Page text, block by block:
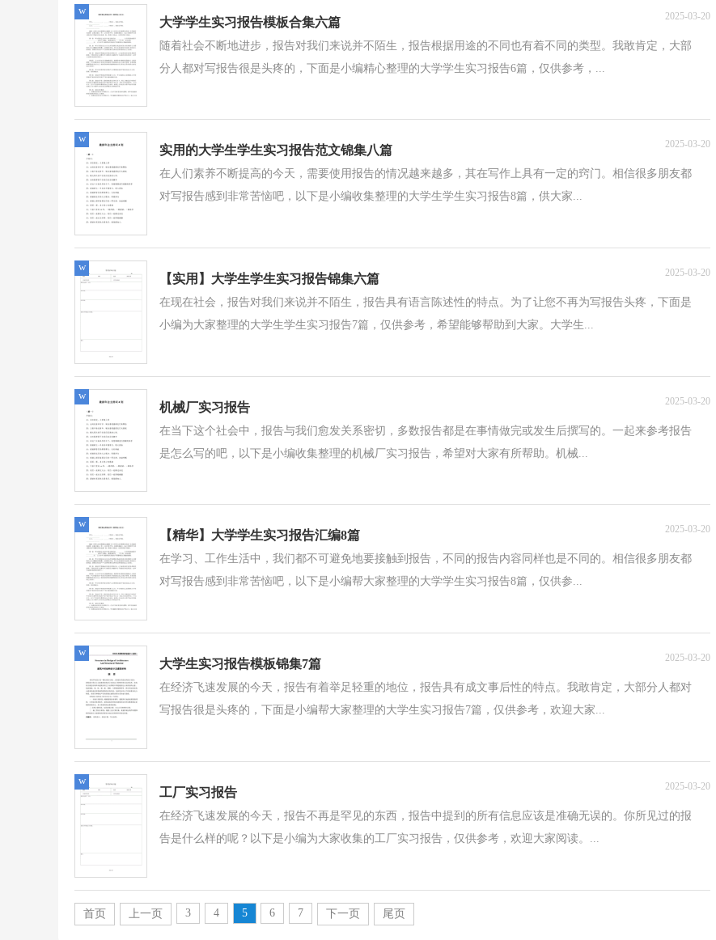
大学学生实习报告模板合集六篇 2025-03-20
随着社会不断地进步，报告对我们来说并不陌生，报告根据用途的不同也有着不同的类型。我敢肯定，大部
分人都对写报告很是头疼的，下面是小编精心整理的大学学生实习报告6篇，仅供参考，...
w
实用的大学生学生实习报告范文锦集八篇 2025-03-20
在人们素养不断提高的今天，需要使用报告的情况越来越多，其在写作上具有一定的窍门。相信很多朋友都
对写报告感到非常苦恼吧，以下是小编收集整理的大学生学生实习报告8篇，供大家...
w
【实用】大学生学生实习报告锦集六篇 2025-03-20
在现在社会，报告对我们来说并不陌生，报告具有语言陈述性的特点。为了让您不再为写报告头疼，下面是
小编为大家整理的大学生学生实习报告7篇，仅供参考，希望能够帮助到大家。大学生...
w
机械厂实习报告 2025-03-20
在当下这个社会中，报告与我们愈发关系密切，多数报告都是在事情做完或发生后撰写的。一起来参考报告
是怎么写的吧，以下是小编收集整理的机械厂实习报告，希望对大家有所帮助。机械...
w
【精华】大学学生实习报告汇编8篇 2025-03-20
在学习、工作生活中，我们都不可避免地要接触到报告，不同的报告内容同样也是不同的。相信很多朋友都
对写报告感到非常苦恼吧，以下是小编帮大家整理的大学学生实习报告8篇，仅供参...
w
大学生实习报告模板锦集7篇 2025-03-20
在经济飞速发展的今天，报告有着举足轻重的地位，报告具有成文事后性的特点。我敢肯定，大部分人都对
写报告很是头疼的，下面是小编帮大家整理的大学生实习报告7篇，仅供参考，欢迎大家...
w
工厂实习报告 2025-03-20
在经济飞速发展的今天，报告不再是罕见的东西，报告中提到的所有信息应该是准确无误的。你所见过的报
告是什么样的呢？以下是小编为大家收集的工厂实习报告，仅供参考，欢迎大家阅读。...
w
首页 上一页 3 4 5 6 7 下一页 尾页